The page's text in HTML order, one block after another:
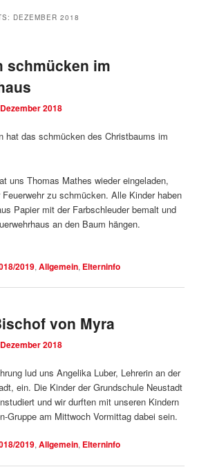
DEZEMBER 2018
schmücken im
2018
hat das schmücken des Christbaums im
uns Thomas Mathes wieder eingeladen,
zu schmücken. Alle Kinder haben
Papier mit der Farbschleuder bemalt und
an den Baum hängen.
2019,Allgemein, Elterninfo
von Myra
2018
lud uns Angelika Luber, Lehrerin an der
ein. Die Kinder der Grundschule Neustadt
und wir durften mit unseren Kindern
Gruppe am Mittwoch Vormittag dabei sein.
2019,Allgemein, Elterninfo